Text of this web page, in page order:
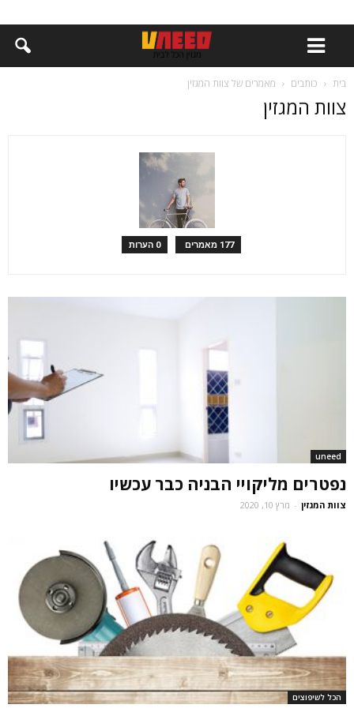
בית כותבים מאמרים של צוות המגזין
צוות המגזין
177 מאמרים 0 הערות
uneed
נפטרים מליקויי הבניה כבר עכשיו
צוות המגזין - מרץ 10, 2020
הכל לשיפוצים